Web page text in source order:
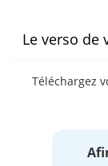
Le verso de
Téléchargez